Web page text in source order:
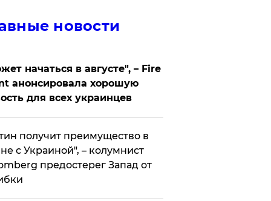
новости
начаться в августе", – Fire
анонсировала хорошую
для всех украинцев
получит преимущество в
с Украиной", – колумнист
предостерег Запад от